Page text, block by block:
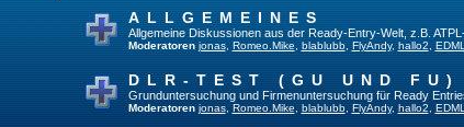
ALLGEMEINES
Allgemeine Diskussionen aus der Ready-Entry-Welt, z.B.
Moderatoren jonas, Romeo.Mike blablubb, FlyAndy, hallo2 EDML
DLR-TEST (GU UND FU)
Grunduntersuchung und Firmenuntersuchung für Ready
Moderatoren jonas, Romeo.Mike blablubb, FlyAndy, hallo2 EDML